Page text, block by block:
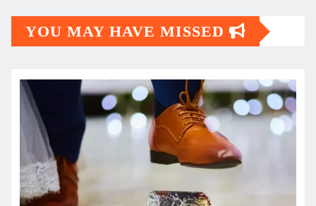
YOU MAY HAVE MISSED